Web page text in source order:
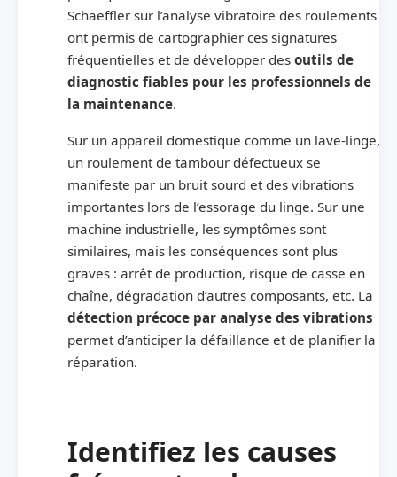
Schaeffler sur l’analyse vibratoire des roulements
ont permis de cartographier ces signatures
fréquentielles et de développer des outils de
diagnostic fiables pour les professionnels de
la maintenance.
Sur un appareil domestique comme un lave-linge,
un roulement de tambour défectueux se
manifeste par un bruit sourd et des vibrations
importantes lors de l’essorage du linge. Sur une
machine industrielle, les symptômes sont
similaires, mais les conséquences sont plus
graves : arrêt de production, risque de casse en
chaîne, dégradation d’autres composants, etc. La
détection précoce par analyse des vibrations
permet d’anticiper la défaillance et de planifier la
réparation.
Identifiez les causes